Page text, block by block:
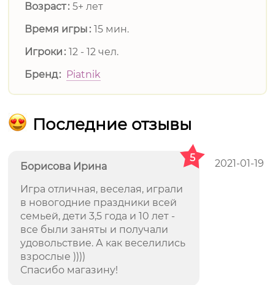
Возраст 5+ лет
Время игры 15 мин.
Игроки 12 - 12 чел.
Бренд
Piatnik
Последние отзывы
Борисова Ирина 2021-01-19
5
Игра отличная, веселая, играли
в новогодние праздники всей
семьей, дети 3,5 года и 10 лет -
все были заняты и получали
удовольствие. А как веселились
взрослые ))))
Спасибо магазину!